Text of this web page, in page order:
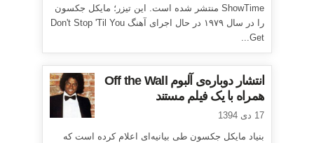
ShowTime منتشر شده است. این تیزر؛ مایکل جکسون
را در سال ۱۹۷۹ در حال اجرای آهنگ Don't Stop 'Til You
Get...
انتشار دوباره‌ی آلبوم Off the Wall
همراه با یک فیلم مستند
17 دی 1394
بنیاد مایکل جکسون طی بیانیه‌ای اعلام کرده است که